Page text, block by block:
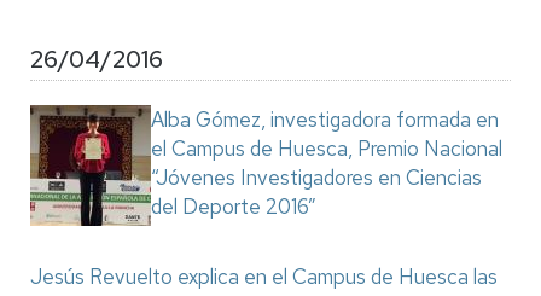
26/04/2016
Alba Gómez, investigadora formada en
el Campus de Huesca, Premio Nacional
“Jóvenes Investigadores en Ciencias
del Deporte 2016”
Jesús Revuelto explica en el Campus de Huesca las